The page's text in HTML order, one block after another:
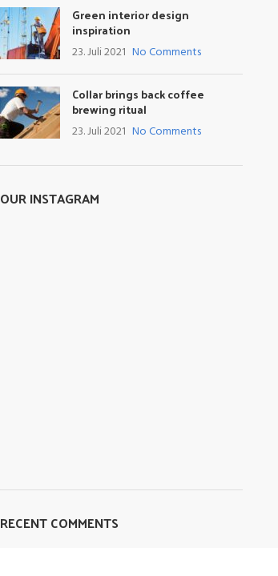
Green interior design
inspiration
23. Juli 2021 No Comments
Collar brings back coffee
brewing ritual
23. Juli 2021 No Comments
OUR INSTAGRAM
RECENT COMMENTS